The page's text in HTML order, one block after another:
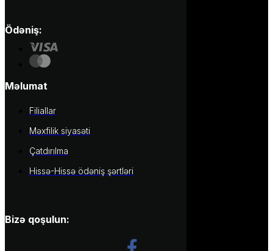
Ödəniş:
Məlumat
Filiallar
Məxfilik siyasəti
Çatdırılma
Hissə-Hissə ödəniş şərtləri
Bizə qoşulun: